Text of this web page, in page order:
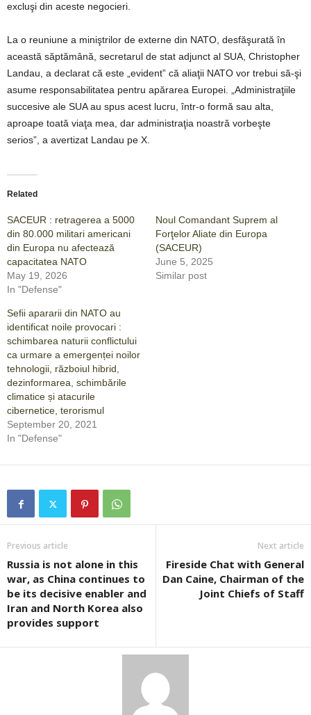
excluşi din aceste negocieri.
La o reuniune a miniştrilor de externe din NATO, desfăşurată în
această săptămână, secretarul de stat adjunct al SUA, Christopher
Landau, a declarat că este „evident” că aliaţii NATO vor trebui să-şi
asume responsabilitatea pentru apărarea Europei. „Administraţiile
succesive ale SUA au spus acest lucru, într-o formă sau alta,
aproape toată viaţa mea, dar administraţia noastră vorbeşte
serios”, a avertizat Landau pe X.
Related
SACEUR : retragerea a 5000
din 80.000 militari americani
din Europa nu afectează
capacitatea NATO
May 19, 2026
In "Defense"
Noul Comandant Suprem al
Forţelor Aliate din Europa
(SACEUR)
June 5, 2025
Similar post
Sefii apararii din NATO au
identificat noile provocari :
schimbarea naturii conflictului
ca urmare a emergenței noilor
tehnologii, războiul hibrid,
dezinformarea, schimbările
climatice și atacurile
cibernetice, terorismul
September 20, 2021
In "Defense"
Previous article
Russia is not alone in this
war, as China continues to
be its decisive enabler and
Iran and North Korea also
provides support
Next article
Fireside Chat with General
Dan Caine, Chairman of the
Joint Chiefs of Staff